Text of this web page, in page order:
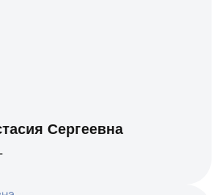
Сергеевна